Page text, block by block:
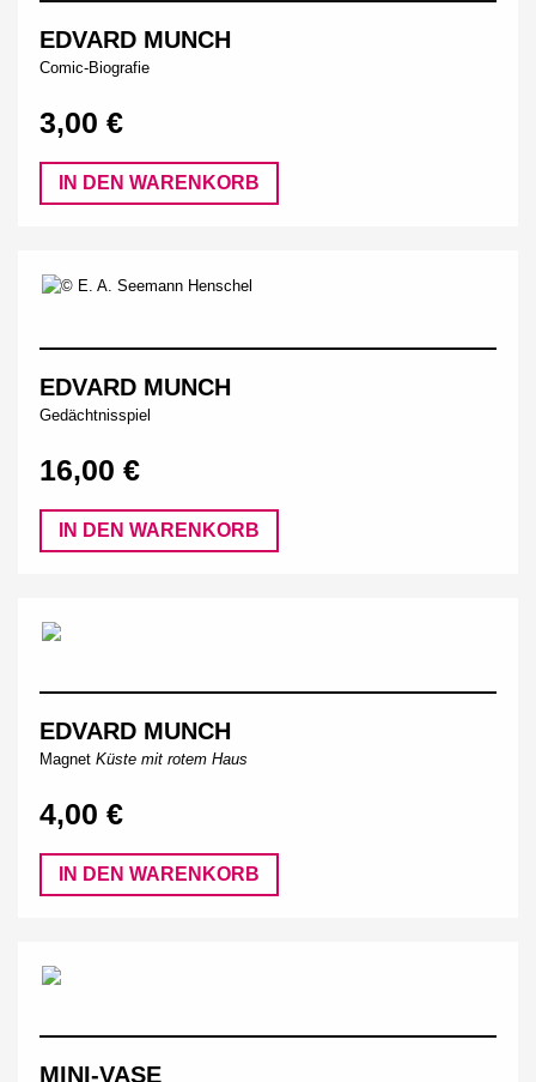
EDVARD MUNCH
Comic-Biografie
3,00 €
IN DEN WARENKORB
EDVARD MUNCH
Gedächtnisspiel
16,00 €
IN DEN WARENKORB
EDVARD MUNCH
Magnet Küste mit rotem Haus
4,00 €
IN DEN WARENKORB
MINI-VASE